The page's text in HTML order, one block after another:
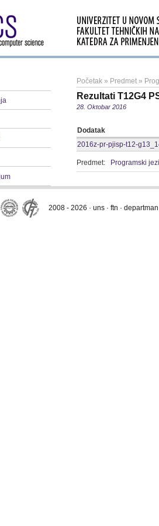
Početak » Predmet »
Rezultati T12G4
28. Oktobar 2016
Dodatak
2016z-pr-pjisp-t12-
Predmet: Programski
2008 - 2026 · uns · ftn ·